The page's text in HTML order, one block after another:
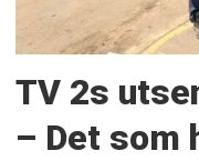
TV 2s
– Det som